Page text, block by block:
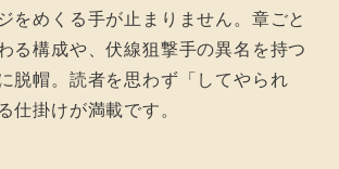
をめくる手が止まりません。章ごと
る構成や、伏線狙撃手の異名を持つ
脱帽。読者を思わず「してやられ
仕掛けが満載です。